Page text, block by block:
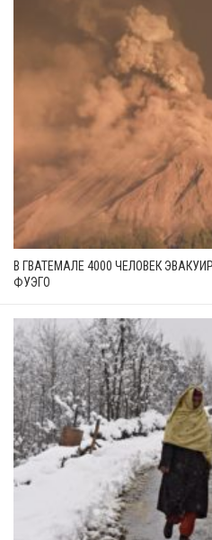
В ГВАТЕМАЛЕ 4000 ЧЕЛОВЕК
ФУЭГО